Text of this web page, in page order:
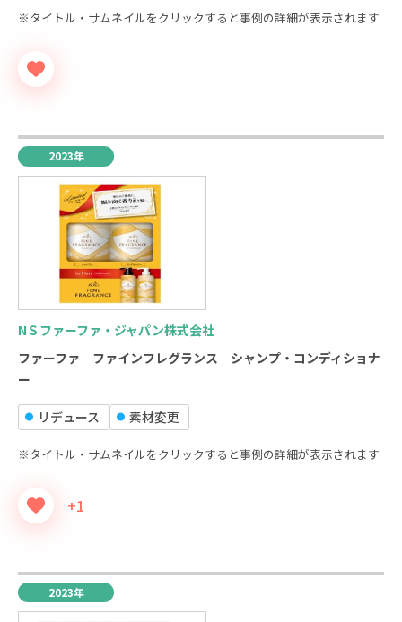
※タイトル・サムネイルをクリックすると事例の詳細が表示されます
2023年
NＳファーファ・ジャパン株式会社
ファーファ ファインフレグランス シャンプ・コンディショナ
ー
リデュース 素材変更
※タイトル・サムネイルをクリックすると事例の詳細が表示されます
+1
2023年